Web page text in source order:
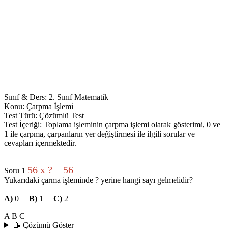
Sınıf & Ders: 2. Sınıf Matematik
Konu: Çarpma İşlemi
Test Türü: Çözümlü Test
Test İçeriği: Toplama işleminin çarpma işlemi olarak gösterimi, 0 ve
1 ile çarpma, çarpanların yer değiştirmesi ile ilgili sorular ve
cevapları içermektedir.
Soru 1 56 x ? = 56
Yukarıdaki çarma işleminde ? yerine hangi sayı gelmelidir?
A) 0 B) 1 C) 2
A B C
📝 Çözümü Göster